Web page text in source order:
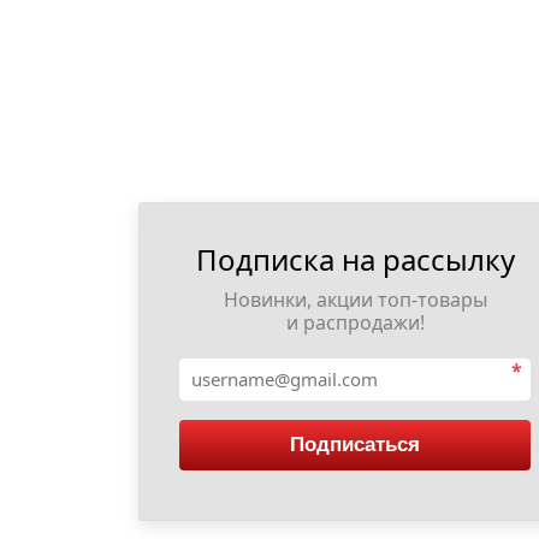
Подписка на рассылку
Новинки, акции топ-товары
и распродажи!
*
Подписаться